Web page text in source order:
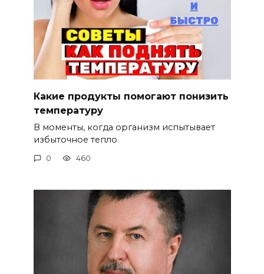
Какие продукты помогают понизить
температуру
В моменты, когда организм испытывает
избыточное тепло
0 460